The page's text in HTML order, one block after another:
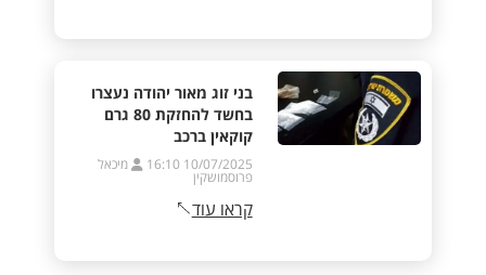
בני זוג מאור יהודה נעצרו
בחשד להחזקת 80 גרם
קוקאין ברכב
10/07/2025 16:10 מיכאל
פרוסמושקין
קראו עוד